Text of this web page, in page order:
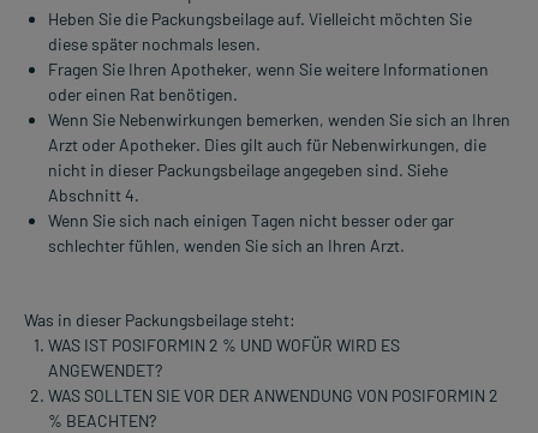
Heben Sie die Packungsbeilage auf. Vielleicht möchten Sie
diese später nochmals lesen.
Fragen Sie Ihren Apotheker, wenn Sie weitere Informationen
oder einen Rat benötigen.
Wenn Sie Nebenwirkungen bemerken, wenden Sie sich an Ihren
Arzt oder Apotheker. Dies gilt auch für Nebenwirkungen, die
nicht in dieser Packungsbeilage angegeben sind. Siehe
Abschnitt 4.
Wenn Sie sich nach einigen Tagen nicht besser oder gar
schlechter fühlen, wenden Sie sich an Ihren Arzt.
Was in dieser Packungsbeilage steht:
WAS IST POSIFORMIN 2 % UND WOFÜR WIRD ES
ANGEWENDET?
WAS SOLLTEN SIE VOR DER ANWENDUNG VON POSIFORMIN 2
% BEACHTEN?